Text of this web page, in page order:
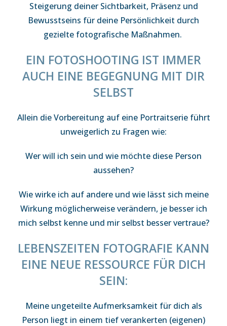
Steigerung deiner Sichtbarkeit, Präsenz und
Bewusstseins für deine Persönlichkeit durch
gezielte fotografische Maßnahmen.
EIN FOTOSHOOTING IST IMMER
AUCH EINE BEGEGNUNG MIT DIR
SELBST
Allein die Vorbereitung auf eine Portraitserie führt
unweigerlich zu Fragen wie:
Wer will ich sein und wie möchte diese Person
aussehen?
Wie wirke ich auf andere und wie lässt sich meine
Wirkung möglicherweise verändern, je besser ich
mich selbst kenne und mir selbst besser vertraue?
LEBENSZEITEN FOTOGRAFIE KANN
EINE NEUE RESSOURCE FÜR DICH
SEIN:
Meine ungeteilte Aufmerksamkeit für dich als
Person liegt in einem tief verankerten (eigenen)